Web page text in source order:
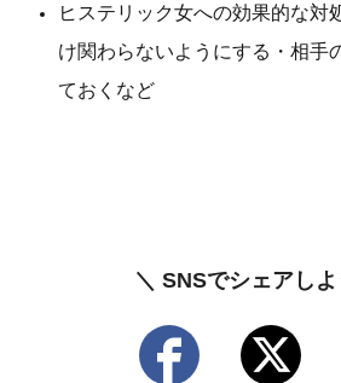
ヒステリック女への効果的な対
け関わらないようにする・相手
ておくなど
＼ SNSでシェアし